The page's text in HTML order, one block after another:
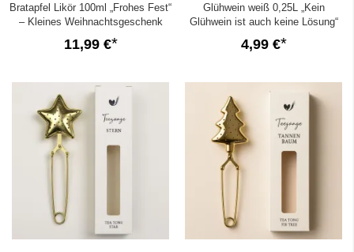
Bratapfel Likör 100ml „Frohes Fest“
– Kleines Weihnachtsgeschenk
11,99 €
Glühwein weiß 0,25L „Kein
Glühwein ist auch keine Lösung“
4,99 €